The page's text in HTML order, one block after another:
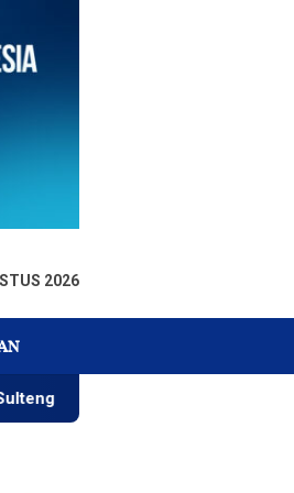
2026
Wujudkan Tata Keuangan